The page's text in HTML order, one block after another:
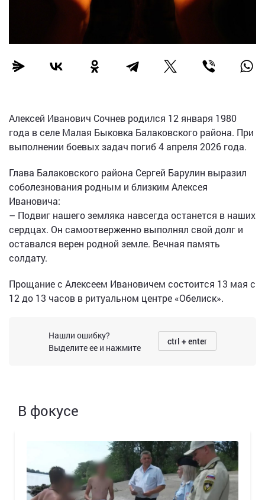
Алексей Иванович Сочнев родился 12 января 1980
года в селе Малая Быковка Балаковского района. При
выполнении боевых задач погиб 4 апреля 2026 года.
Глава Балаковского района Сергей Барулин выразил
соболезнования родным и близким Алексея
Ивановича:
– Подвиг нашего земляка навсегда останется в наших
сердцах. Он самоотверженно выполнял свой долг и
оставался верен родной земле. Вечная память
солдату.
Прощание с Алексеем Ивановичем состоится 13 мая с
12 до 13 часов в ритуальном центре «Обелиск».
Нашли ошибку?
Выделите ее и нажмите
ctrl + enter
В фокусе